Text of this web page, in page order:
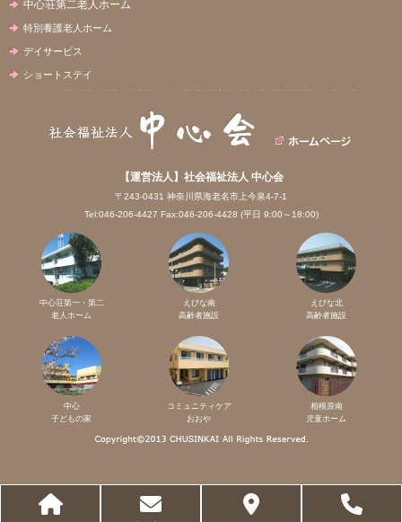
中心荘第二老人ホーム
特別養護老人ホーム
デイサービス
ショートステイ
【運営法人】社会福祉法人 中心会
〒243-0431 神奈川県海老名市上今泉4-7-1
Tel:046-206-4427 Fax:046-206-4428 (平日 9:00～18:00)
中心荘第一・第二
老人ホーム
えびな南
高齢者施設
えびな北
高齢者施設
中心
子どもの家
コミュニティケア
おおや
相模原南
児童ホーム